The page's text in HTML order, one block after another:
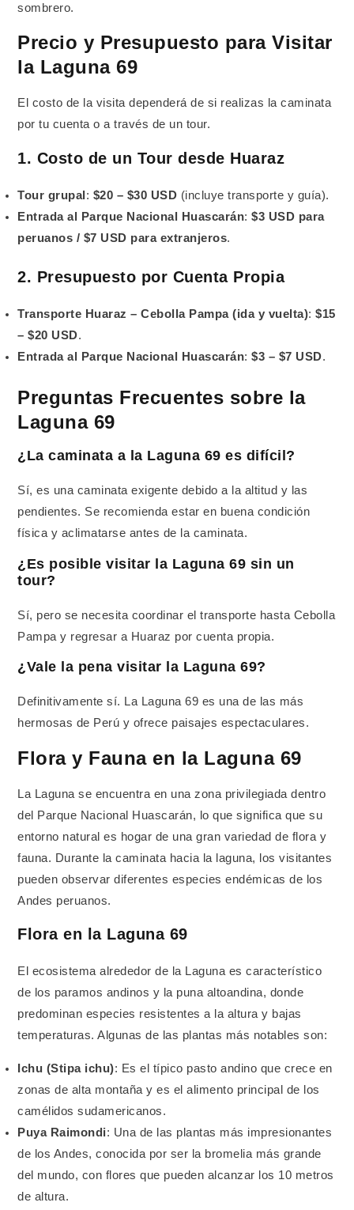
sombrero.
Precio y Presupuesto para Visitar
la Laguna 69
El costo de la visita dependerá de si realizas la caminata
por tu cuenta o a través de un tour.
1. Costo de un Tour desde Huaraz
Tour grupal: $20 – $30 USD (incluye transporte y guía).
Entrada al Parque Nacional Huascarán:$3 USD para
peruanos / $7 USD para extranjeros.
2. Presupuesto por Cuenta Propia
Transporte Huaraz – Cebolla Pampa (ida y vuelta):$15
– $20 USD.
Entrada al Parque Nacional Huascarán:$3 – $7 USD.
Preguntas Frecuentes sobre la
Laguna 69
¿La caminata a la Laguna 69 es difícil?
Sí, es una caminata exigente debido a la altitud y las
pendientes. Se recomienda estar en buena condición
física y aclimatarse antes de la caminata.
¿Es posible visitar la Laguna 69 sin un
tour?
Sí, pero se necesita coordinar el transporte hasta Cebolla
Pampa y regresar a Huaraz por cuenta propia.
¿Vale la pena visitar la Laguna 69?
Definitivamente sí. La Laguna 69 es una de las más
hermosas de Perú y ofrece paisajes espectaculares.
Flora y Fauna en la Laguna 69
La Laguna se encuentra en una zona privilegiada dentro
del Parque Nacional Huascarán, lo que significa que su
entorno natural es hogar de una gran variedad de flora y
fauna. Durante la caminata hacia la laguna, los visitantes
pueden observar diferentes especies endémicas de los
Andes peruanos.
Flora en la Laguna 69
El ecosistema alrededor de la Laguna es característico
de los paramos andinos y la puna altoandina, donde
predominan especies resistentes a la altura y bajas
temperaturas. Algunas de las plantas más notables son:
Ichu (Stipa ichu): Es el típico pasto andino que crece en
zonas de alta montaña y es el alimento principal de los
camélidos sudamericanos.
Puya Raimondi: Una de las plantas más impresionantes
de los Andes, conocida por ser la bromelia más grande
del mundo, con flores que pueden alcanzar los 10 metros
de altura.